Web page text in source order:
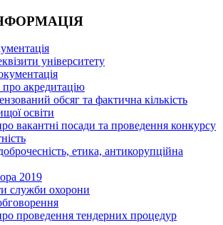
університету
акредитацію
обсяг та фактична кількість
освіти
вакантні посади та проведення конкурсу
етика, антикорупційна
2019
служби охорони
проведення тендерних процедур